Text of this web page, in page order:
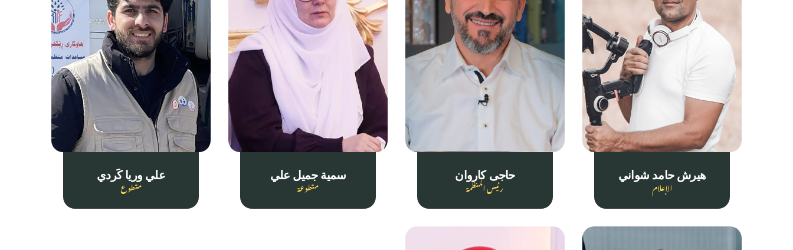
هيرش حامد شواني
الإعلام
حاجى کاروان
رئيس المنظمة
سمية جميل علي
متطوعة
علي وريا كَردي
متطوع